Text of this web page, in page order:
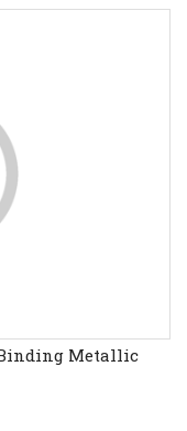
Metallic